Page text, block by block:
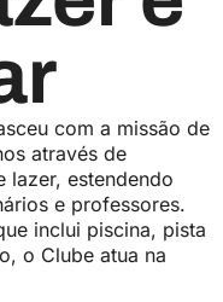
com a missão de
através de
lazer, estendendo
e professores.
inclui piscina, pista
o Clube atua na